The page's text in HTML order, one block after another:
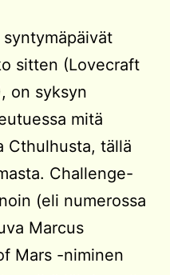
sitten (Lovecraft
on syksyn
mitä
Cthulhusta, tällä
Challenge-
(eli numerossa
Marcus
Mars -niminen